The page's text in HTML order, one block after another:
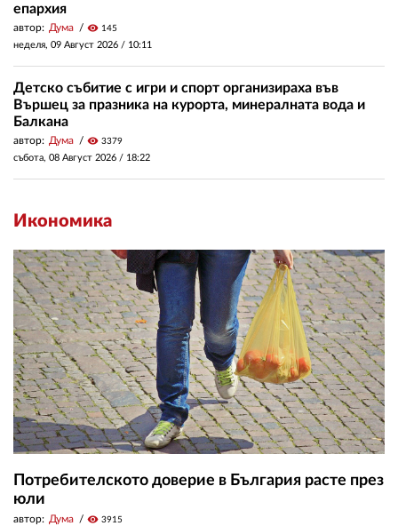
епархия
автор: Дума visibility 145
неделя, 09 Август 2026 / 10:11
Детско събитие с игри и спорт организираха във
Вършец за празника на курорта, минералната вода и
Балкана
автор: Дума visibility 3379
събота, 08 Август 2026 / 18:22
Икономика
Потребителското доверие в България расте през
юли
автор: Дума visibility 3915